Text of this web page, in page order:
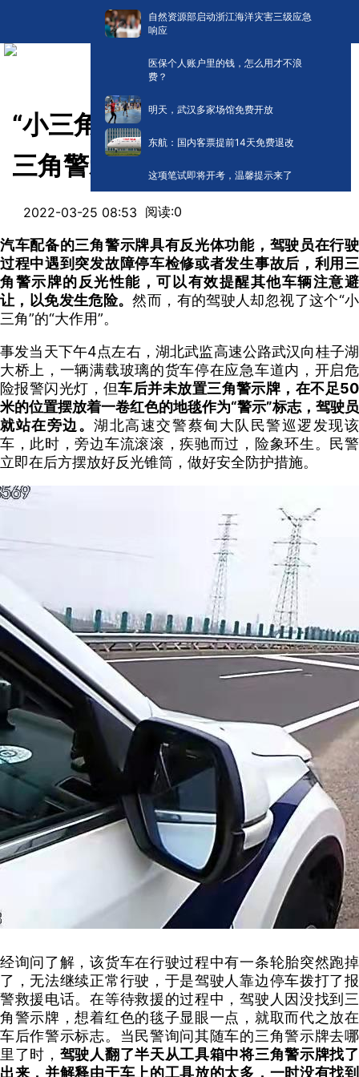
自然资源部启动浙江海洋灾害三级应急
响应
医保个人账户里的钱，怎么用才不浪
费？
明天，武汉多家场馆免费开放
东航：国内客票提前14天免费退改
这项笔试即将开考，温馨提示来了
“小三角、大安全” 湖北高警：
三角警示牌您放对了吗？
2022-03-25 08:53 阅读:0
汽车配备的三角警示牌具有反光体功能，驾驶员在行驶
过程中遇到突发故障停车检修或者发生事故后，利用三
角警示牌的反光性能，可以有效提醒其他车辆注意避
让，以免发生危险。然而，有的驾驶人却忽视了这个“小
三角”的“大作用”。
事发当天下午4点左右，湖北武监高速公路武汉向桂子湖
大桥上，一辆满载玻璃的货车停在应急车道内，开启危
险报警闪光灯，但车后并未放置三角警示牌，在不足50
米的位置摆放着一卷红色的地毯作为“警示”标志，驾驶员
就站在旁边。湖北高速交警蔡甸大队民警巡逻发现该
车，此时，旁边车流滚滚，疾驰而过，险象环生。民警
立即在后方摆放好反光锥筒，做好安全防护措施。
经询问了解，该货车在行驶过程中有一条轮胎突然跑掉
了，无法继续正常行驶，于是驾驶人靠边停车拨打了报
警救援电话。在等待救援的过程中，驾驶人因没找到三
角警示牌，想着红色的毯子显眼一点，就取而代之放在
车后作警示标志。当民警询问其随车的三角警示牌去哪
里了时， 驾驶人翻了半天从工具箱中将三角警示牌找了
出来，并解释由于车上的工具放的太多，一时没有找到